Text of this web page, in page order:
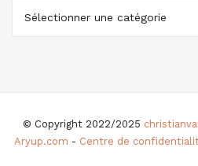
© Copyright 2022/2025
Aryup.com - Centre de